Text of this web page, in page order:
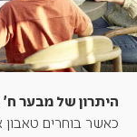
היתרון של מבער ח'
כאשר בוחרים טאבון